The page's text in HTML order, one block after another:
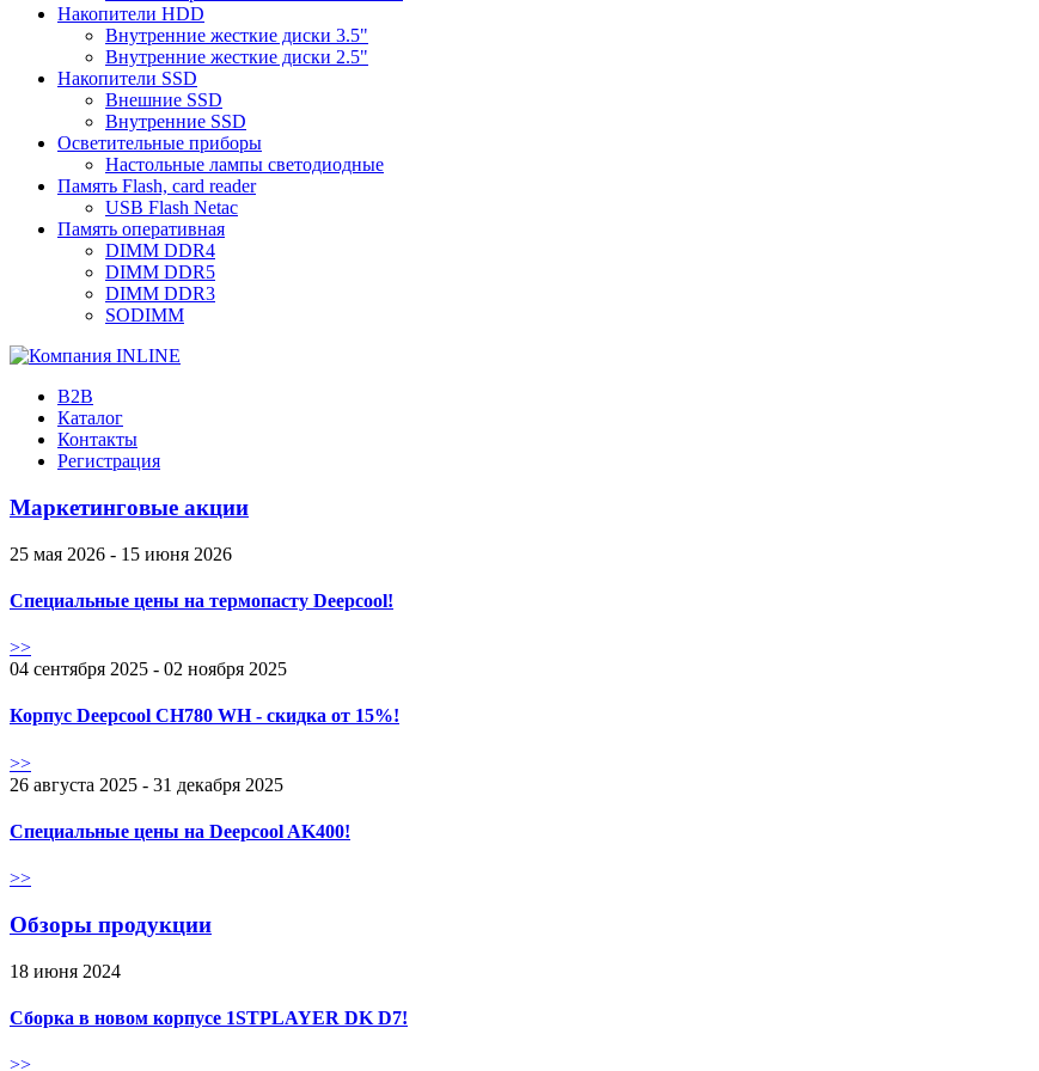
Накопители HDD
Внутренние жесткие диски 3.5"
Внутренние жесткие диски 2.5"
Накопители SSD
Внешние SSD
Внутренние SSD
Осветительные приборы
Настольные лампы светодиодные
Память Flash, card reader
USB Flash Netac
Память оперативная
DIMM DDR4
DIMM DDR5
DIMM DDR3
SODIMM
B2B
Каталог
Контакты
Регистрация
Маркетинговые акции
25 мая 2026 - 15 июня 2026
Специальные цены на термопасту Deepcool!
>>
04 сентября 2025 - 02 ноября 2025
Корпус Deepcool CH780 WH - скидка от 15%!
>>
26 августа 2025 - 31 декабря 2025
Специальные цены на Deepcool AK400!
>>
Обзоры продукции
18 июня 2024
Сборка в новом корпусе 1STPLAYER DK D7!
>>